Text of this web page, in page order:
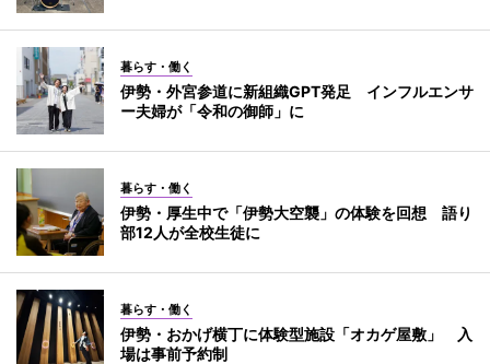
暮らす・働く
伊勢・外宮参道に新組織GPT発足 インフルエンサ
ー夫婦が「令和の御師」に
暮らす・働く
伊勢・厚生中で「伊勢大空襲」の体験を回想 語り
部12人が全校生徒に
暮らす・働く
伊勢・おかげ横丁に体験型施設「オカゲ屋敷」 入
場は事前予約制